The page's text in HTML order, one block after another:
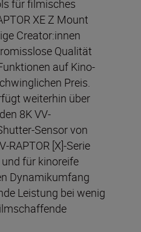
für filmisches
XE Z Mount
Creator:innen
Qualität
auf Kino-
Preis.
weiterhin über
8K VV-
Sensor von
RAPTOR [X]-Serie
für kinoreife
Dynamikumfang
Leistung bei wenig